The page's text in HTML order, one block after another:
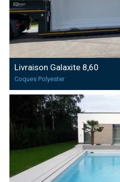
Livraison Galaxite 8,60
Coques Polyester